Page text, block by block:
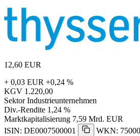
12,60 EUR
+ 0,03 EUR +0,24 %
KGV 1.220,00
Sektor Industrieunternehmen
Div.-Rendite 1,24 %
Marktkapitalisierung 7,59 Mrd. EUR
ISIN: DE0007500001
WKN: